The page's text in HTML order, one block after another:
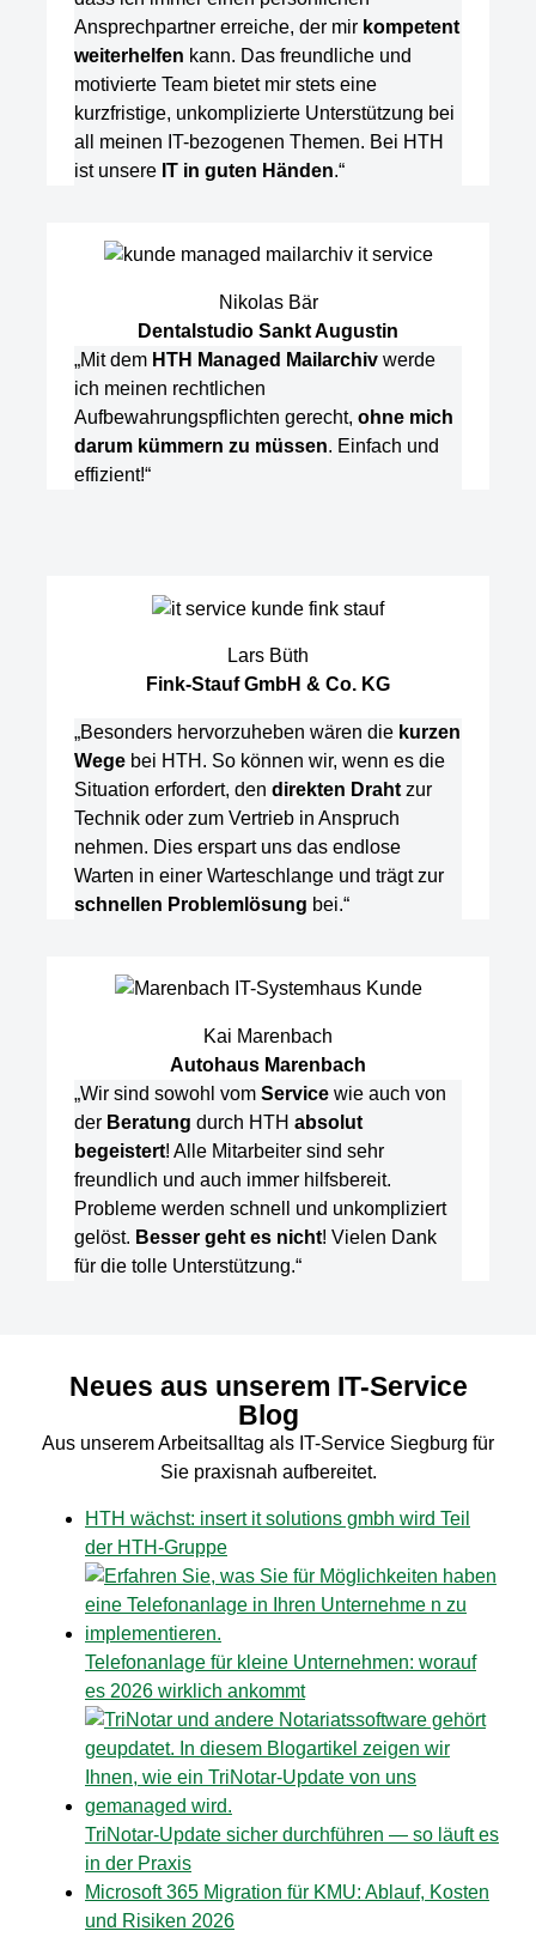
Ansprechpartner erreiche, der mir kompetent
weiterhelfen kann. Das freundliche und
motivierte Team bietet mir stets eine
kurzfristige, unkomplizierte Unterstützung bei
all meinen IT-bezogenen Themen. Bei HTH
ist unsere IT in guten Händen.“
Nikolas Bär
Dentalstudio Sankt Augustin
„Mit dem HTH Managed Mailarchiv werde
ich meinen rechtlichen
Aufbewahrungspflichten gerecht,ohne mich
darum kümmern zu müssen. Einfach und
effizient!“
Lars Büth
Fink-Stauf GmbH & Co. KG
„Besonders hervorzuheben wären die kurzen
Wege bei HTH. So können wir, wenn es die
Situation erfordert, dendirekten Draht zur
Technik oder zum Vertrieb in Anspruch
nehmen. Dies erspart uns das endlose
Warten in einer Warteschlange und trägt zur
schnellen Problemlösung bei.“
Kai Marenbach
Autohaus Marenbach
„Wir sind sowohl vomServicewie auch von
der Beratungdurch HTH absolut
begeistert! Alle Mitarbeiter sind sehr
freundlich und auch immer hilfsbereit.
Probleme werden schnell und unkompliziert
gelöst. Besser geht es nicht! Vielen Dank
für die tolle Unterstützung.“
Neues aus unserem IT-Service
Blog
Aus unserem Arbeitsalltag als IT-Service Siegburg für
Sie praxisnah aufbereitet.
HTH wächst: insert it solutions gmbh wird Teil
der HTH-Gruppe
Telefonanlage für kleine Unternehmen: worauf
es 2026 wirklich ankommt
TriNotar-Update sicher durchführen — so läuft es
in der Praxis
Microsoft 365 Migration für KMU: Ablauf, Kosten
und Risiken 2026